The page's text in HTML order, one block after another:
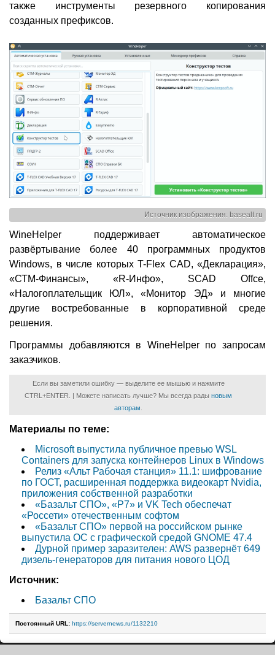
также инструменты резервного копирования
созданных префиксов.
Источник изображения: basealt.ru
WineHelper поддерживает автоматическое
развёртывание более 40 программных продуктов
Windows, в числе которых T-Flex CAD, «Декларация»,
«СТМ-Финансы», «R-Инфо», SCAD Offce,
«Налогоплательщик ЮЛ», «Монитор ЭД» и многие
другие востребованные в корпоративной среде
решения.
Программы добавляются в WineHelper по запросам
заказчиков.
Если вы заметили ошибку — выделите ее мышью и нажмите
CTRL+ENTER. | Можете написать лучше? Мы всегда рады новым
авторам
Материалы по теме:
Microsoft выпустила публичное превью WSL
Containers для запуска контейнеров Linux в Windows
Релиз «Альт Рабочая станция» 11.1: шифрование
по ГОСТ, расширенная поддержка видеокарт Nvidia,
приложения собственной разработки
«Базальт СПО», «P7» и VK Tech обеспечат
«Россети» отечественным софтом
«Базальт СПО» первой на российском рынке
выпустила ОС с графической средой GNOME 47.4
Дурной пример заразителен: AWS развернёт 649
дизель-генераторов для питания нового ЦОД
Источник:
Базальт СПО
Постоянный URL: https://servernews.ru/1132210